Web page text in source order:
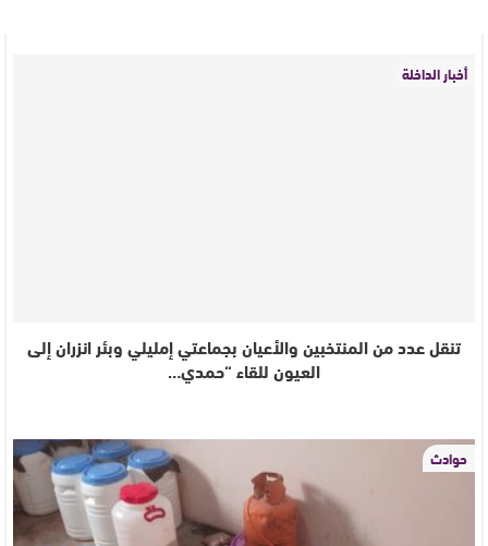
أخبار الداخلة
تنقل عدد من المنتخبين والأعيان بجماعتي إمليلي وبئر انزران إلى
العيون للقاء “حمدي…
حوادث